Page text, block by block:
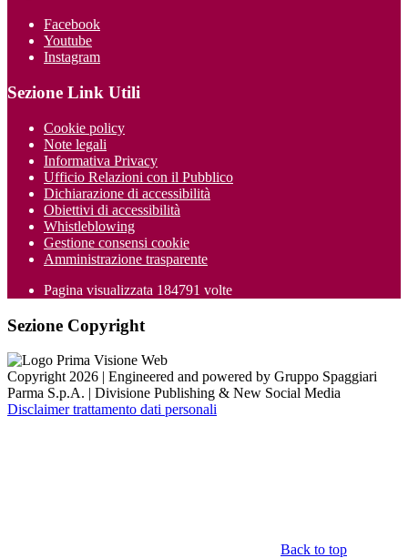
Facebook
Youtube
Instagram
Sezione Link Utili
Cookie policy
Note legali
Informativa Privacy
Ufficio Relazioni con il Pubblico
Dichiarazione di accessibilità
Obiettivi di accessibilità
Whistleblowing
Gestione consensi cookie
Amministrazione trasparente
Pagina visualizzata 184791 volte
Sezione Copyright
Copyright 2026 | Engineered and powered by Gruppo Spaggiari
Parma S.p.A. | Divisione Publishing & New Social Media
Disclaimer trattamento dati personali
Back to top